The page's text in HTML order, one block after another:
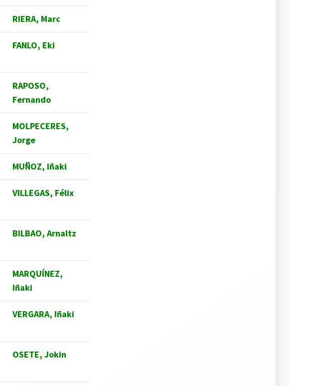
RIERA, Marc
FANLO, Eki
RAPOSO,
Fernando
MOLPECERES,
Jorge
MUÑOZ, Iñaki
VILLEGAS, Félix
BILBAO, Arnaltz
MARQUÍNEZ,
Iñaki
VERGARA, Iñaki
OSETE, Jokin